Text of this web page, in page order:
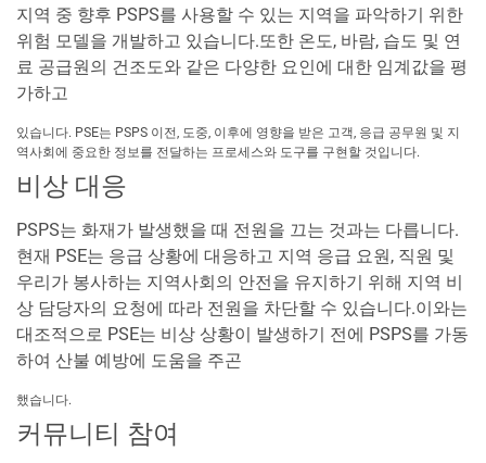
지역 중 향후 PSPS를 사용할 수 있는 지역을 파악하기 위한
위험 모델을 개발하고 있습니다.또한 온도, 바람, 습도 및 연
료 공급원의 건조도와 같은 다양한 요인에 대한 임계값을 평
가하고
있습니다. PSE는 PSPS 이전, 도중, 이후에 영향을 받은 고객, 응급 공무원 및 지
역사회에 중요한 정보를 전달하는 프로세스와 도구를 구현할 것입니다.
비상 대응
PSPS는 화재가 발생했을 때 전원을 끄는 것과는 다릅니다.
현재 PSE는 응급 상황에 대응하고 지역 응급 요원, 직원 및
우리가 봉사하는 지역사회의 안전을 유지하기 위해 지역 비
상 담당자의 요청에 따라 전원을 차단할 수 있습니다.이와는
대조적으로 PSE는 비상 상황이 발생하기 전에 PSPS를 가동
하여 산불 예방에 도움을 주곤
했습니다.
커뮤니티 참여